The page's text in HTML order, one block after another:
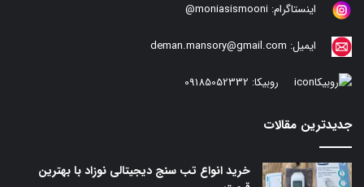
اینستاگرام: moniasismooni@
ایمیل: deman.mansory@gmail.com
روبیکا: 09185052332
جدیدترین مقالات
خرید انواع تب سنج دیجیتالی نوزاد با بهترین